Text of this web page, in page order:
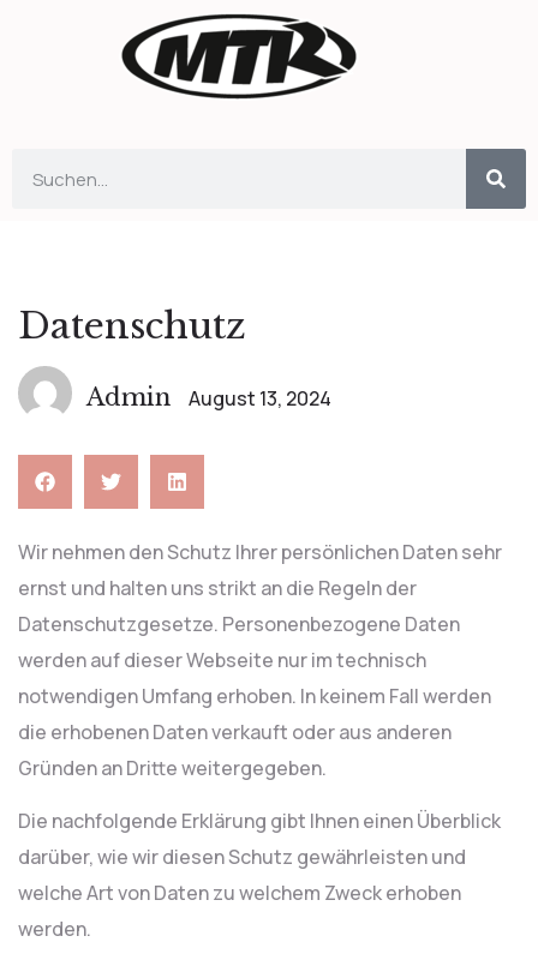
Datenschutz
Admin August 13, 2024
Wir nehmen den Schutz Ihrer persönlichen Daten sehr
ernst und halten uns strikt an die Regeln der
Datenschutzgesetze. Personenbezogene Daten
werden auf dieser Webseite nur im technisch
notwendigen Umfang erhoben. In keinem Fall werden
die erhobenen Daten verkauft oder aus anderen
Gründen an Dritte weitergegeben.
Die nachfolgende Erklärung gibt Ihnen einen Überblick
darüber, wie wir diesen Schutz gewährleisten und
welche Art von Daten zu welchem Zweck erhoben
werden.